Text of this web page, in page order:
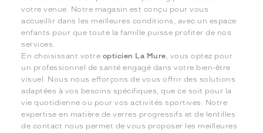
votre venue. Notre magasin est conçu pour vous
accueillir dans les meilleures conditions, avec un espace
enfants pour que toute la famille puisse profiter de nos
services.
En choisissant votre opticien La Mure, vous optez pour
un professionnel de santé engagé dans votre bien-être
visuel. Nous nous efforçons de vous offrir des solutions
adaptées à vos besoins spécifiques, que ce soit pour la
vie quotidienne ou pour vos activités sportives. Notre
expertise en matière de verres progressifs et de lentilles
de contact nous permet de vous proposer les meilleures